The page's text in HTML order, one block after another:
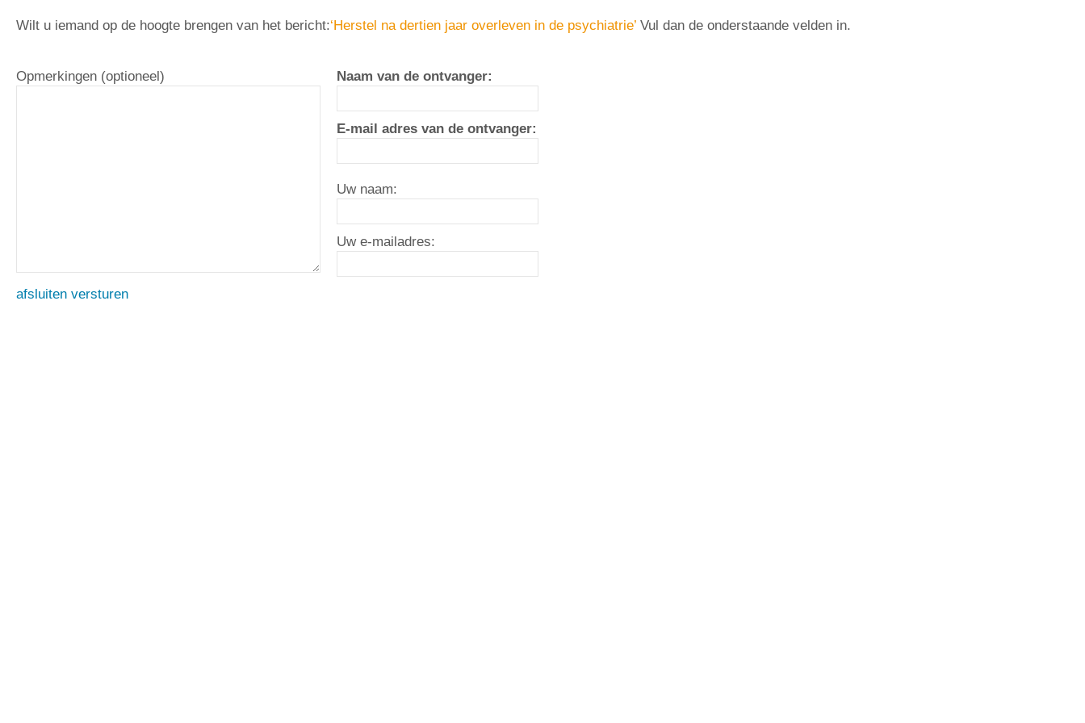
Wilt u iemand op de hoogte brengen van het bericht:‘Herstel na dertien jaar overleven in de psychiatrie’ Vul dan de onderstaande velden in.
Opmerkingen (optioneel) Naam van de ontvanger:
E-mail adres van de ontvanger:
Uw naam:
Uw e-mailadres:
afsluiten versturen